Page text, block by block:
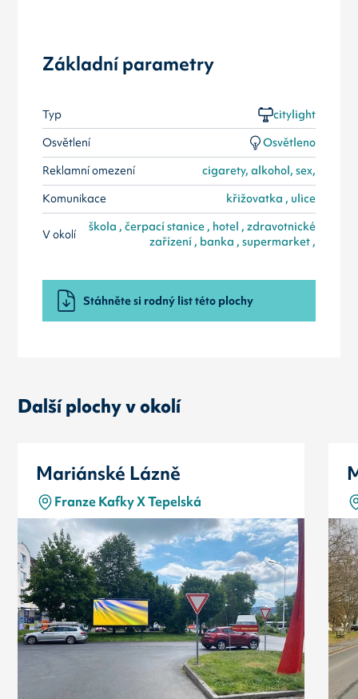
Základní parametry
Typ
citylight
Osvětlení
Osvětleno
Reklamní omezení
cigarety, alkohol, sex,
Komunikace
křižovatka , ulice
V okolí
škola , čerpací stanice , hotel , zdravotnické
zařízení , banka , supermarket ,
Stáhněte si rodný list této plochy
Další plochy v okolí
Mariánské Lázně
Franze Kafky X Tepelská